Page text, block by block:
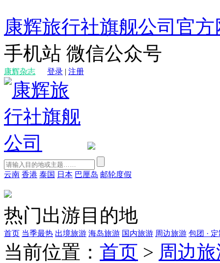
康辉旅行社旗舰公司官方
手机站 微信公众号
康辉杂志 登录 | 注册
云南 香港 泰国 日本 巴厘岛 邮轮度假
热门出游目的地
首页 当季最热 出境旅游 海岛旅游 国内旅游 周边旅游 包团 ·
当前位置： 首页 > 周边